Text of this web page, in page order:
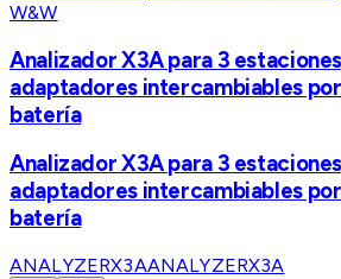
W&W
Analizador X3A para 3
adaptadores intercambiables
batería
Analizador X3A para 3
adaptadores intercambiables
batería
ANALYZERX3AANALYZERX3A